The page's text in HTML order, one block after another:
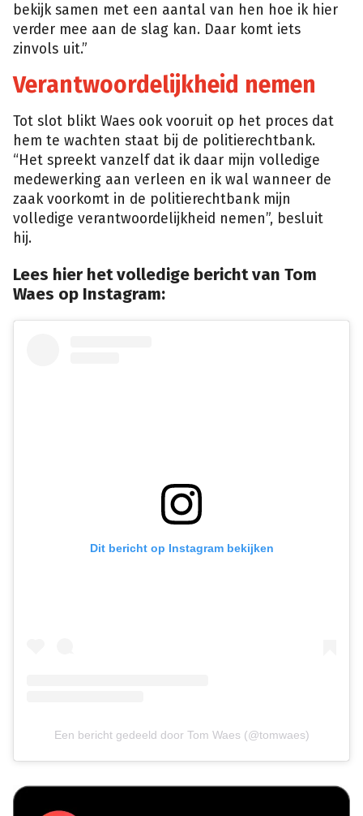
bekijk samen met een aantal van hen hoe ik hier
verder mee aan de slag kan. Daar komt iets
zinvols uit.”
Verantwoordelijkheid nemen
Tot slot blikt Waes ook vooruit op het proces dat
hem te wachten staat bij de politierechtbank.
“Het spreekt vanzelf dat ik daar mijn volledige
medewerking aan verleen en ik wal wanneer de
zaak voorkomt in de politierechtbank mijn
volledige verantwoordelijkheid nemen”, besluit
hij.
Lees hier het volledige bericht van Tom
Waes op Instagram:
Dit bericht op Instagram bekijken
Een bericht gedeeld door Tom Waes (@tomwaes)